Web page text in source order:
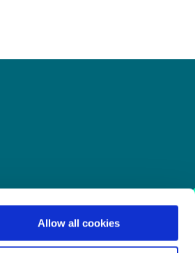
Allow all cookies